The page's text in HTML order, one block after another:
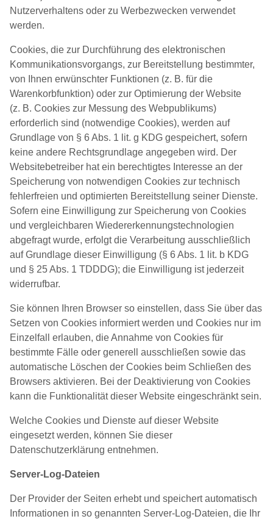
Nutzerverhaltens oder zu Werbezwecken verwendet
werden.
Cookies, die zur Durchführung des elektronischen
Kommunikationsvorgangs, zur Bereitstellung bestimmter,
von Ihnen erwünschter Funktionen (z. B. für die
Warenkorbfunktion) oder zur Optimierung der Website
(z. B. Cookies zur Messung des Webpublikums)
erforderlich sind (notwendige Cookies), werden auf
Grundlage von § 6 Abs. 1 lit. g KDG gespeichert, sofern
keine andere Rechtsgrundlage angegeben wird. Der
Websitebetreiber hat ein berechtigtes Interesse an der
Speicherung von notwendigen Cookies zur technisch
fehlerfreien und optimierten Bereitstellung seiner Dienste.
Sofern eine Einwilligung zur Speicherung von Cookies
und vergleichbaren Wiedererkennungstechnologien
abgefragt wurde, erfolgt die Verarbeitung ausschließlich
auf Grundlage dieser Einwilligung (§ 6 Abs. 1 lit. b KDG
und § 25 Abs. 1 TDDDG); die Einwilligung ist jederzeit
widerrufbar.
Sie können Ihren Browser so einstellen, dass Sie über das
Setzen von Cookies informiert werden und Cookies nur im
Einzelfall erlauben, die Annahme von Cookies für
bestimmte Fälle oder generell ausschließen sowie das
automatische Löschen der Cookies beim Schließen des
Browsers aktivieren. Bei der Deaktivierung von Cookies
kann die Funktionalität dieser Website eingeschränkt sein.
Welche Cookies und Dienste auf dieser Website
eingesetzt werden, können Sie dieser
Datenschutzerklärung entnehmen.
Server-Log-Dateien
Der Provider der Seiten erhebt und speichert automatisch
Informationen in so genannten Server-Log-Dateien, die Ihr